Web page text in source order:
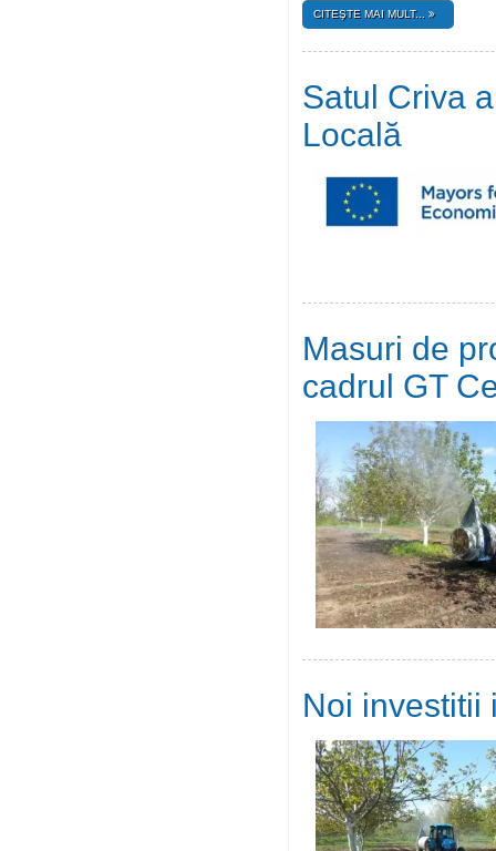
CITEŞTE MAI MULT...
Satul Criva
Locală
Masuri de
cadrul GT
Noi investitii